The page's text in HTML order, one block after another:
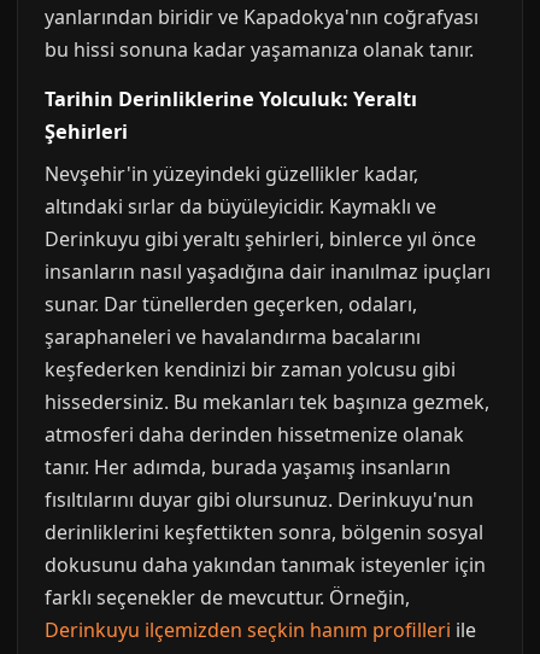
yanlarından biridir ve Kapadokya'nın coğrafyası
bu hissi sonuna kadar yaşamanıza olanak tanır.
Tarihin Derinliklerine Yolculuk: Yeraltı
Şehirleri
Nevşehir'in yüzeyindeki güzellikler kadar,
altındaki sırlar da büyüleyicidir. Kaymaklı ve
Derinkuyu gibi yeraltı şehirleri, binlerce yıl önce
insanların nasıl yaşadığına dair inanılmaz ipuçları
sunar. Dar tünellerden geçerken, odaları,
şaraphaneleri ve havalandırma bacalarını
keşfederken kendinizi bir zaman yolcusu gibi
hissedersiniz. Bu mekanları tek başınıza gezmek,
atmosferi daha derinden hissetmenize olanak
tanır. Her adımda, burada yaşamış insanların
fısıltılarını duyar gibi olursunuz. Derinkuyu'nun
derinliklerini keşfettikten sonra, bölgenin sosyal
dokusunu daha yakından tanımak isteyenler için
farklı seçenekler de mevcuttur. Örneğin,
Derinkuyu ilçemizden seçkin hanım profilleri ile